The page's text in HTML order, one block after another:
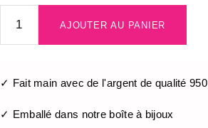
AJOUTER AU PANIER
✓ Fait main avec de l'argent de qualité 950
✓ Emballé dans notre boîte à bijoux